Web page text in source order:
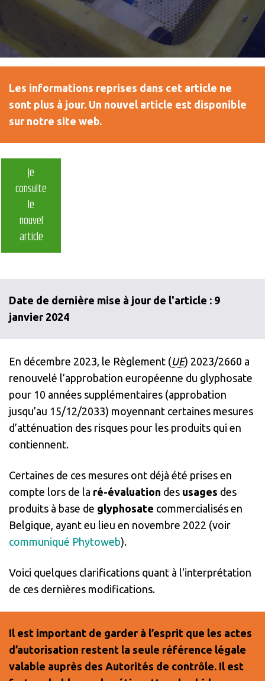
Les informations reprises dans cet article ne
sont plus à jour. Un nouvel article est disponible
sur notre site web.
Je
consulte
le
nouvel
article
Date de dernière mise à jour de l'article : 9
janvier 2024
En décembre 2023, le Règlement (UE) 2023/2660 a
renouvelé l’approbation européenne du glyphosate
pour 10 années supplémentaires (approbation
jusqu’au 15/12/2033) moyennant certaines mesures
d’atténuation des risques pour les produits qui en
contiennent.
Certaines de ces mesures ont déjà été prises en
compte lors de la ré-évaluation des usages des
produits à base de glyphosate commercialisés en
Belgique, ayant eu lieu en novembre 2022 (voir
communiqué Phytoweb).
Voici quelques clarifications quant à l'interprétation
de ces dernières modifications.
Il est important de garder à l’esprit que les actes
d’autorisation restent la seule référence légale
valable auprès des Autorités de contrôle. Il est